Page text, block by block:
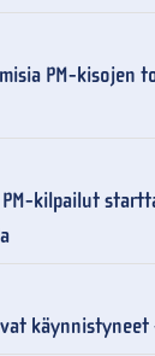
PM-kisojen
kilpailut
käynnistyneet